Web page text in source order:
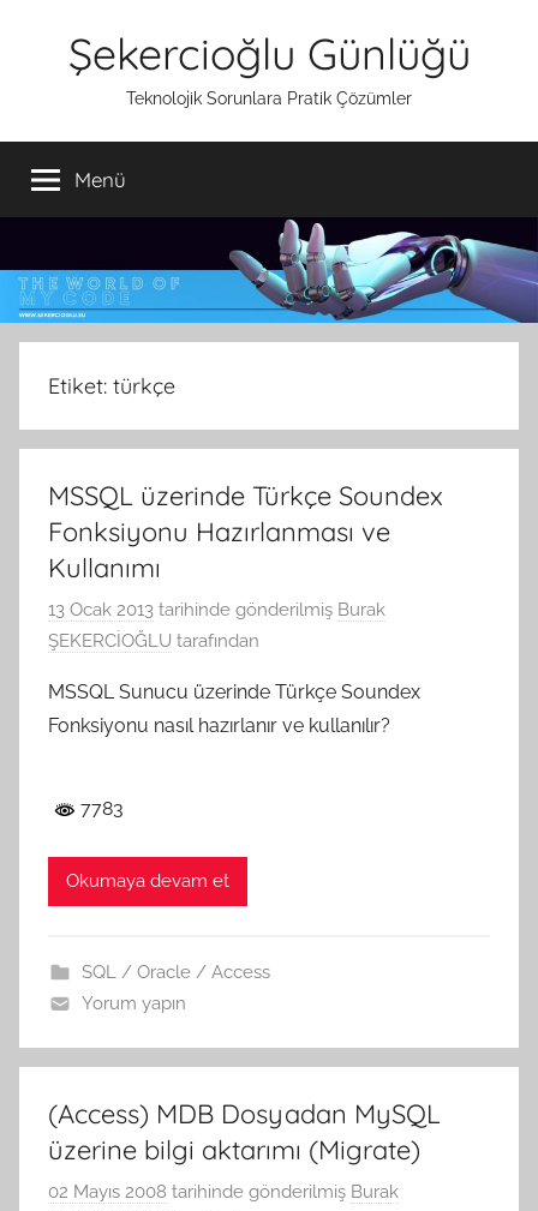
Şekercioğlu Günlüğü
Teknolojik Sorunlara Pratik Çözümler
Menü
Etiket: türkçe
MSSQL üzerinde Türkçe Soundex
Fonksiyonu Hazırlanması ve
Kullanımı
13 Ocak 2013 tarihinde gönderilmiş Burak
ŞEKERCİOĞLU tarafından
MSSQL Sunucu üzerinde Türkçe Soundex
Fonksiyonu nasıl hazırlanır ve kullanılır?
7783
Okumaya devam et
SQL / Oracle / Access
Yorum yapın
(Access) MDB Dosyadan MySQL
üzerine bilgi aktarımı (Migrate)
02 Mayıs 2008 tarihinde gönderilmiş Burak